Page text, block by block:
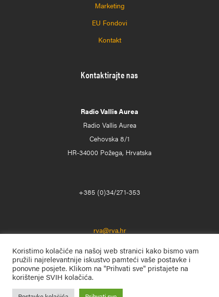
Marketing
EU Fondovi
Kontakt
Kontaktirajte nas
Radio Vallis Aurea
Radio Vallis Aurea
Cehovska 8/1
HR-34000 Požega, Hrvatska
+385 (0)34/271-353
rva@rva.hr
Koristimo kolačiće na našoj web stranici kako bismo vam
pružili najrelevantnije iskustvo pamteći vaše postavke i
ponovne posjete. Klikom na "Prihvati sve" pristajete na
korištenje SVIH kolačića.